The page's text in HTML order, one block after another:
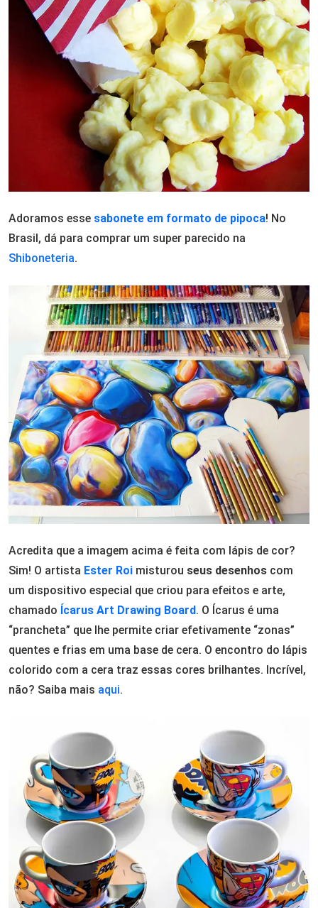
Adoramos esse sabonete em formato de pipoca! No
Brasil, dá para comprar um super parecido na
Shiboneteria.
Acredita que a imagem acima é feita com lápis de cor?
Sim! O artista Ester Roi misturou seus desenhos com
um dispositivo especial que criou para efeitos e arte,
chamado Ícarus Art Drawing Board. O Ícarus é uma
“prancheta” que lhe permite criar efetivamente “zonas”
quentes e frias em uma base de cera. O encontro do lápis
colorido com a cera traz essas cores brilhantes. Incrível,
não? Saiba mais aqui.